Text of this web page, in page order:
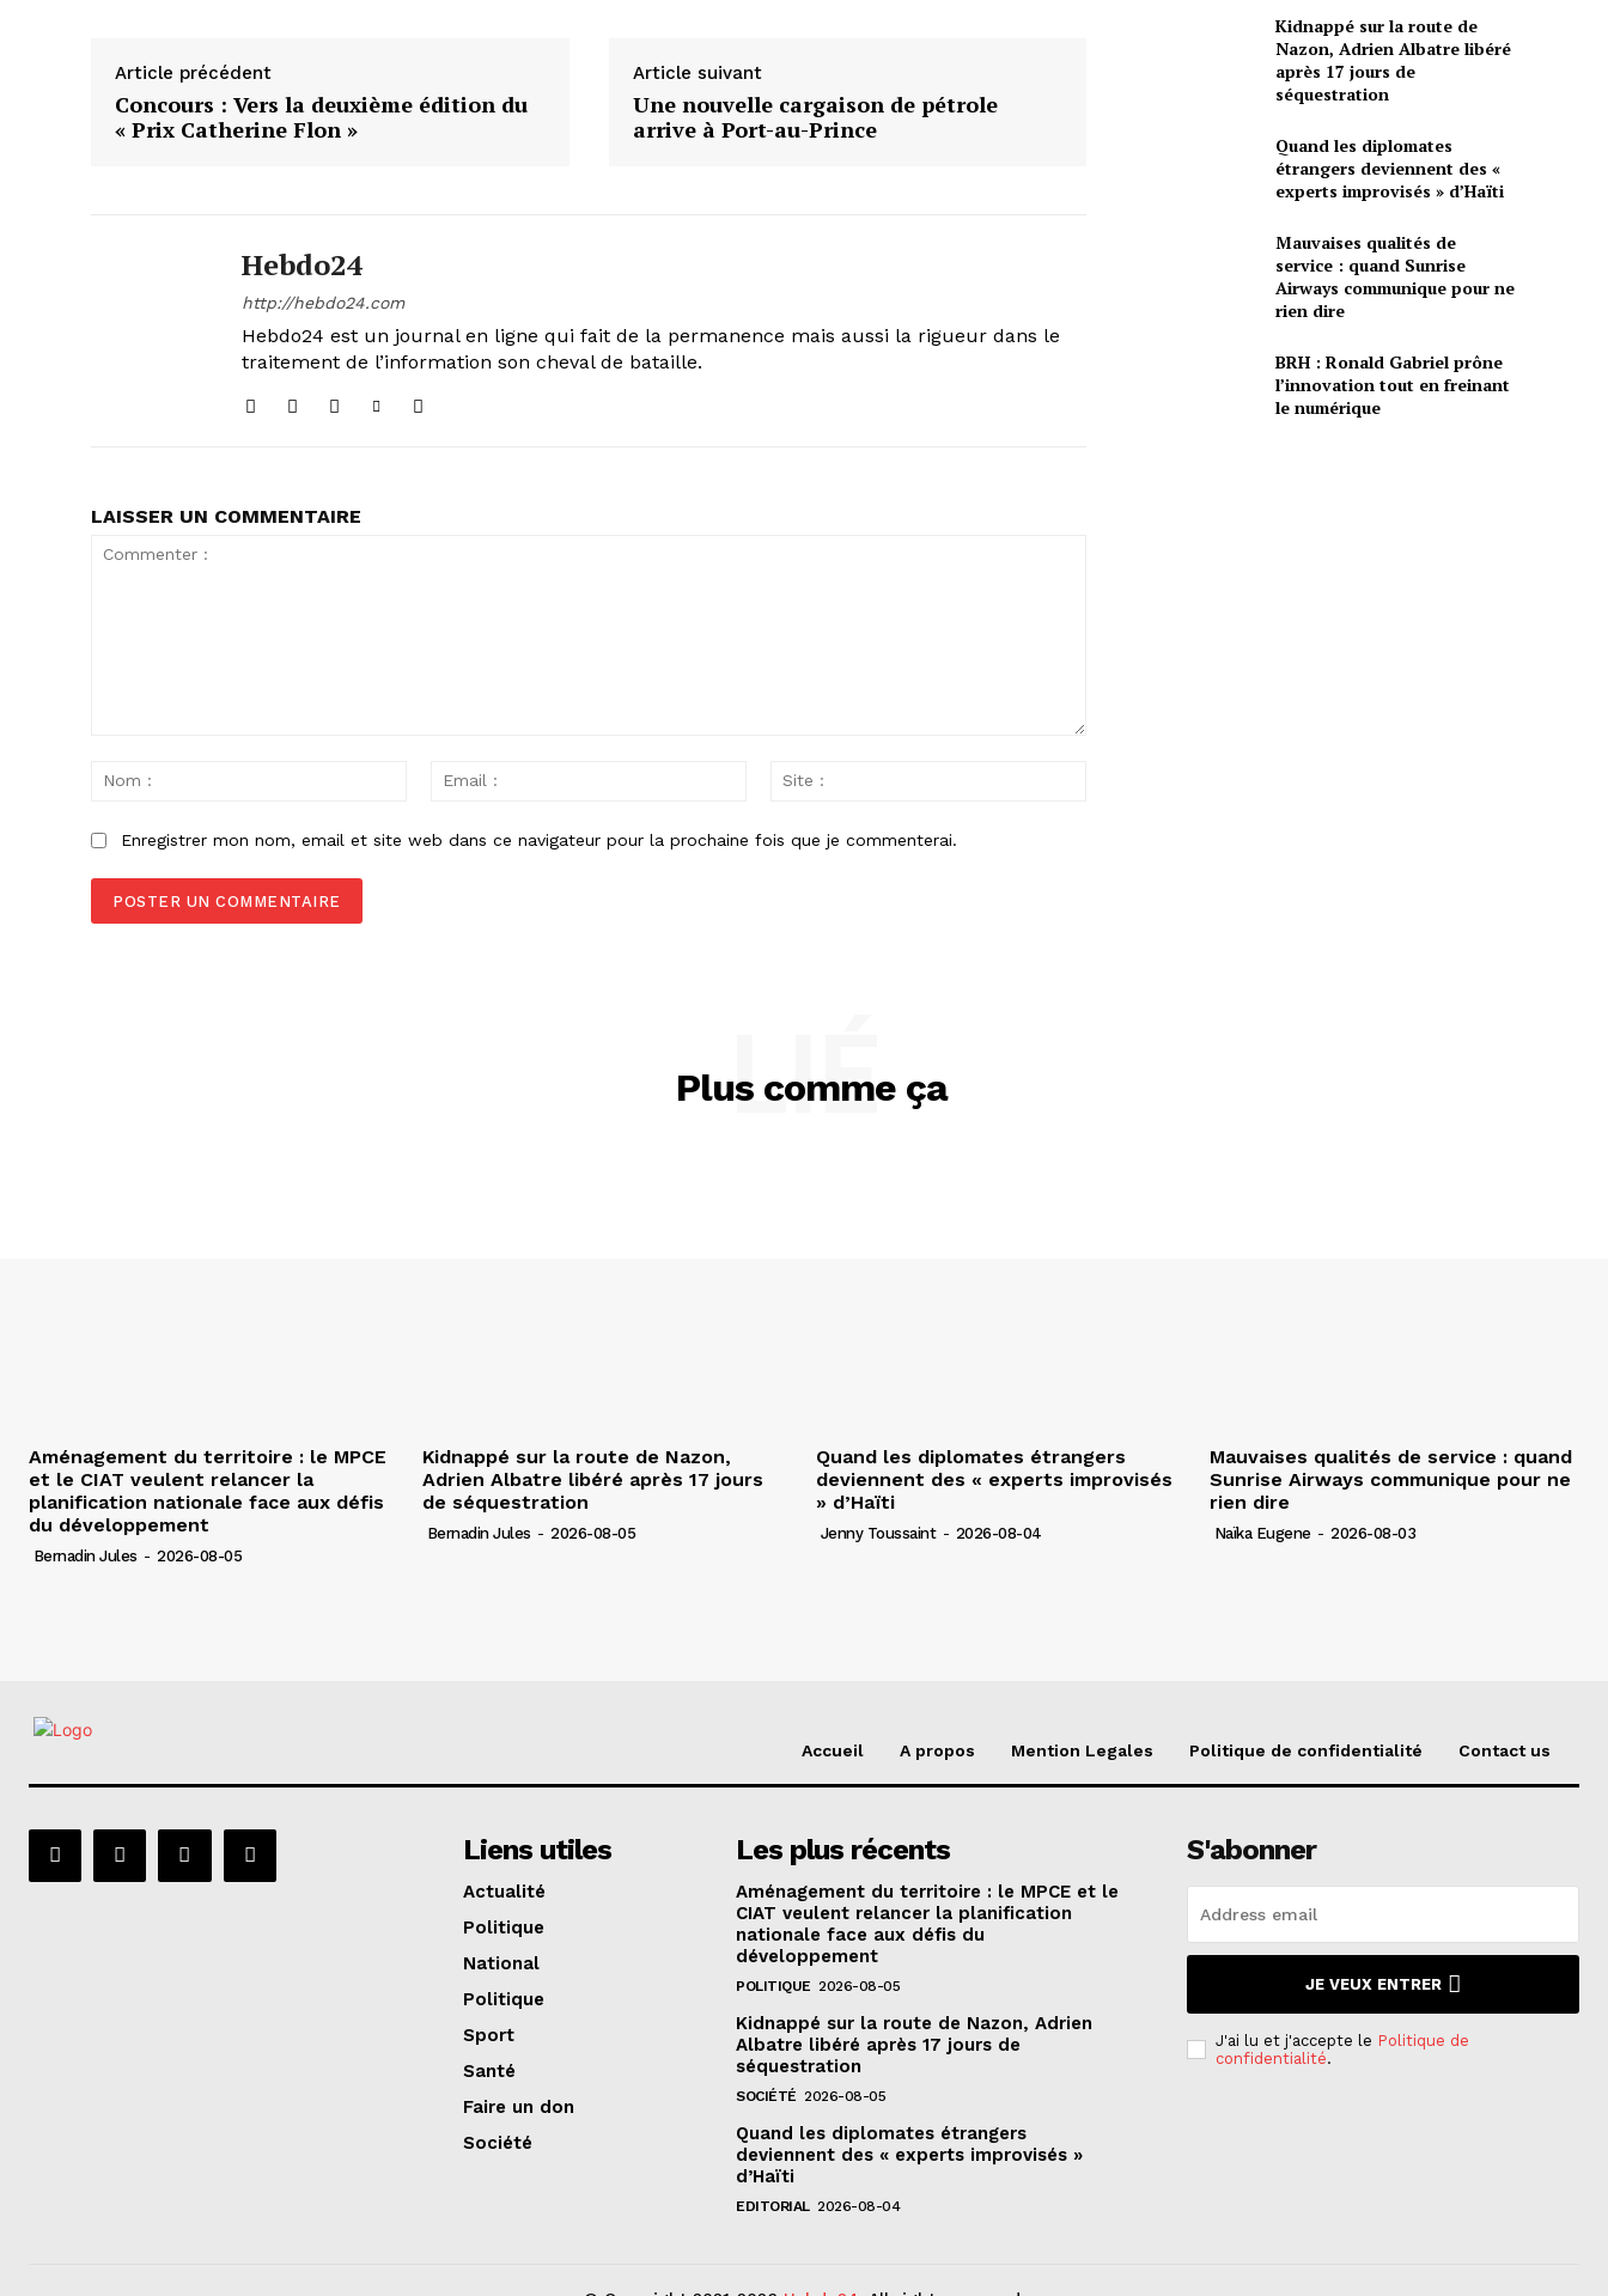
Article précédent
Concours : Vers la deuxième édition du
« Prix Catherine Flon »
Article suivant
Une nouvelle cargaison de pétrole
arrive à Port-au-Prince
Hebdo24
http://hebdo24.com
Hebdo24 est un journal en ligne qui fait de la permanence mais aussi la rigueur dans le
traitement de l’information son cheval de bataille.
LAISSER UN COMMENTAIRE
Email
Enregistrer mon nom, email et site web dans ce navigateur pour la prochaine fois que je commenterai.
Kidnappé sur la route de
Nazon, Adrien Albatre libéré
après 17 jours de
séquestration
Quand les diplomates
étrangers deviennent des «
experts improvisés » d’Haïti
Mauvaises qualités de
service : quand Sunrise
Airways communique pour ne
rien dire
BRH : Ronald Gabriel prône
l’innovation tout en freinant
le numérique
Plus comme ça
LIÉ
Aménagement du territoire : le MPCE
et le CIAT veulent relancer la
planification nationale face aux défis
du développement
Bernadin Jules - 2026-08-05
Kidnappé sur la route de Nazon,
Adrien Albatre libéré après 17 jours
de séquestration
Bernadin Jules - 2026-08-05
Quand les diplomates étrangers
deviennent des « experts improvisés
» d’Haïti
Jenny Toussaint - 2026-08-04
Mauvaises qualités de service : quand
Sunrise Airways communique pour ne
rien dire
Naïka Eugene - 2026-08-03
Accueil A propos Mention Legales Politique de confidentialité Contact us
Liens utiles
Actualité
Politique
National
Politique
Sport
Santé
Faire un don
Société
Les plus récents
Aménagement du territoire : le MPCE et le
CIAT veulent relancer la planification
nationale face aux défis du
développement
POLITIQUE 2026-08-05
Kidnappé sur la route de Nazon, Adrien
Albatre libéré après 17 jours de
séquestration
SOCIÉTÉ 2026-08-05
Quand les diplomates étrangers
deviennent des « experts improvisés »
d’Haïti
EDITORIAL 2026-08-04
S'abonner
JE VEUX ENTRER
J'ai lu et j'accepte le Politique de
confidentialité.